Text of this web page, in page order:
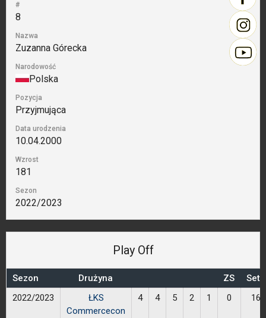
#
8
Nazwa
Zuzanna Górecka
Narodowość
Polska
Pozycja
Przyjmująca
Data urodzenia
10.04.2000
Wzrost
181
Sezon
2022/2023
Play Off
Sezon Drużyna ZS
Sety
2022/2023
ŁKS
Commercecon
4 4 5 2 1 0 16